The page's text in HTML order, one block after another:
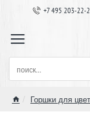
+7 495 203-22-
поиск...
Горшки для